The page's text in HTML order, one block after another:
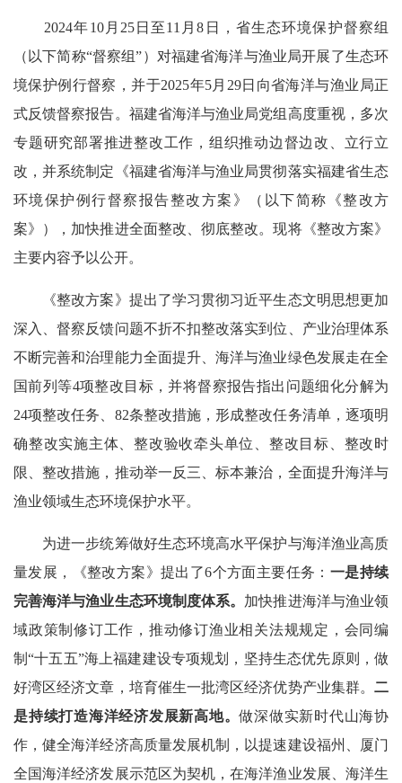
2024年10月25日至11月8日，省生态环境保护督察组
（以下简称“督察组”）对福建省海洋与渔业局开展了生态环
境保护例行督察，并于2025年5月29日向省海洋与渔业局正
式反馈督察报告。福建省海洋与渔业局党组高度重视，多次
专题研究部署推进整改工作，组织推动边督边改、立行立
改，并系统制定《福建省海洋与渔业局贯彻落实福建省生态
环境保护例行督察报告整改方案》（以下简称《整改方
案》），加快推进全面整改、彻底整改。现将《整改方案》
主要内容予以公开。
《整改方案》提出了学习贯彻习近平生态文明思想更加
深入、督察反馈问题不折不扣整改落实到位、产业治理体系
不断完善和治理能力全面提升、海洋与渔业绿色发展走在全
国前列等4项整改目标，并将督察报告指出问题细化分解为
24项整改任务、82条整改措施，形成整改任务清单，逐项明
确整改实施主体、整改验收牵头单位、整改目标、整改时
限、整改措施，推动举一反三、标本兼治，全面提升海洋与
渔业领域生态环境保护水平。
为进一步统筹做好生态环境高水平保护与海洋渔业高质
量发展，《整改方案》提出了6个方面主要任务： 一是持续
完善海洋与渔业生态环境制度体系。 加快推进海洋与渔业领
域政策制修订工作，推动修订渔业相关法规规定，会同编
制“十五五”海上福建建设专项规划，坚持生态优先原则，做
好湾区经济文章，培育催生一批湾区经济优势产业集群。 二
是持续打造海洋经济发展新高地。做深做实新时代山海协
作，健全海洋经济高质量发展机制，以提速建设福州、厦门
全国海洋经济发展示范区为契机，在海洋渔业发展、海洋生